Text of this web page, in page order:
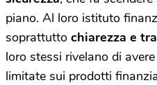
piano. Al loro istituto
soprattutto chiarezza e
loro stessi rivelano di
limitate sui prodotti